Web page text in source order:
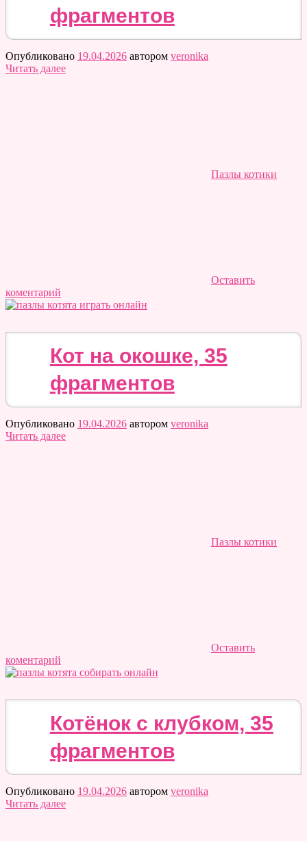
фрагментов
Опубликовано 19.04.2026 автором veronika
Читать далее
Пазлы котики
Оставить
коментарий
Кот на окошке, 35
фрагментов
Опубликовано 19.04.2026 автором veronika
Читать далее
Пазлы котики
Оставить
коментарий
Котёнок с клубком, 35
фрагментов
Опубликовано 19.04.2026 автором veronika
Читать далее